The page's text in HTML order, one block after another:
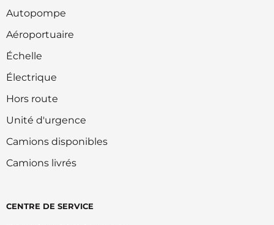
Autopompe
Aéroportuaire
Échelle
Électrique
Hors route
Unité d'urgence
Camions disponibles
Camions livrés
CENTRE DE SERVICE